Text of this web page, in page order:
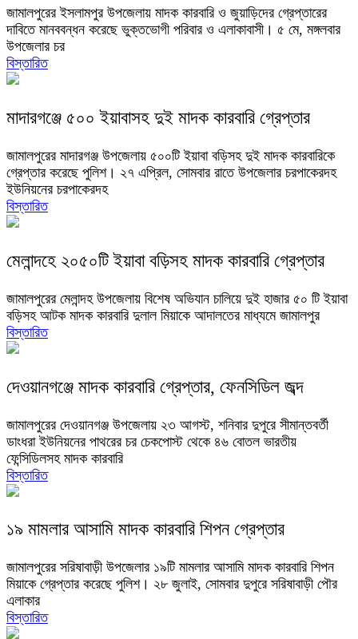
জামালপুরের ইসলামপুর উপজেলায় মাদক কারবারি ও জুয়াড়িদের গ্রেপ্তারের
দাবিতে মানববন্ধন করেছে ভুক্তভোগী পরিবার ও এলাকাবাসী। ৫ মে, মঙ্গলবার
উপজেলার চর
বিস্তারিত
মাদারগঞ্জে ৫০০ ইয়াবাসহ দুই মাদক কারবারি গ্রেপ্তার
জামালপুরের মাদারগঞ্জ উপজেলায় ৫০০টি ইয়াবা বড়িসহ দুই মাদক কারবারিকে
গ্রেপ্তার করেছে পুলিশ। ২৭ এপ্রিল, সোমবার রাতে উপজেলার চরপাকেরদহ
ইউনিয়নের চরপাকেরদহ
বিস্তারিত
মেলান্দহে ২০৫০টি ইয়াবা বড়িসহ মাদক কারবারি গ্রেপ্তার
জামালপুরের মেলান্দহ উপজেলায় বিশেষ অভিযান চালিয়ে দুই হাজার ৫০ টি ইয়াবা
বড়িসহ আটক মাদক কারবারি দুলাল মিয়াকে আদালতের মাধ্যমে জামালপুর
বিস্তারিত
দেওয়ানগঞ্জে মাদক কারবারি গ্রেপ্তার, ফেনসিডিল জব্দ
জামালপুরের দেওয়ানগঞ্জ উপজেলায় ২৩ আগস্ট, শনিবার দুপুরে সীমান্তবর্তী
ডাংধরা ইউনিয়নের পাথরের চর চেকপোস্ট থেকে ৪৬ বোতল ভারতীয়
ফেন্সিডিলসহ মাদক কারবারি
বিস্তারিত
১৯ মামলার আসামি মাদক কারবারি শিপন গ্রেপ্তার
জামালপুরের সরিষাবাড়ী উপজেলার ১৯টি মামলার আসামি মাদক কারবারি শিপন
মিয়াকে গ্রেপ্তার করেছে পুলিশ। ২৮ জুলাই, সোমবার দুপুরে সরিষাবাড়ী পৌর
এলাকার
বিস্তারিত